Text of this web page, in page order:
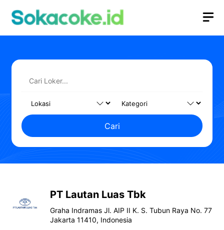
Cari
PT Lautan Luas Tbk
Graha Indramas Jl. AIP II K. S. Tubun Raya No. 77
Jakarta 11410, Indonesia